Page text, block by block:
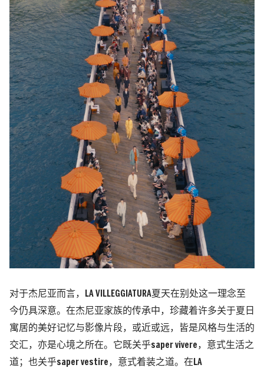
对于杰尼亚而言，LA VILLEGGIATURA夏天在别处这一理念至
今仍具深意。在杰尼亚家族的传承中，珍藏着许多关于夏日
寓居的美好记忆与影像片段，或近或远，皆是风格与生活的
交汇，亦是心境之所在。它既关乎saper vivere，意式生活之
道；也关乎saper vestire，意式着装之道。在LA